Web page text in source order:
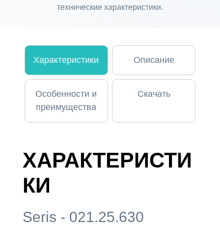
технические характеристики.
Характеристики Описание
Особенности и
преимущества
Скачать
ХАРАКТЕРИСТИ
КИ
Seris - 021.25.630